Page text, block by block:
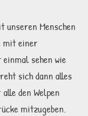
Menschen
mit einer
sehen wie
sich dann alles
den Welpen
mitzugeben.